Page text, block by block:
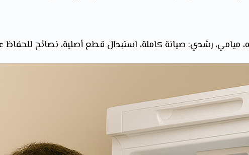
ميامي، رشدي: صيانة كاملة، استبدال قطع أصلية، نصائح للحفاظ